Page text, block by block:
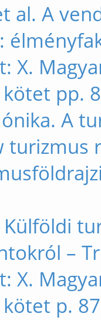
al. A
X.
pp.
A
turizmus
–
X.
p. 87